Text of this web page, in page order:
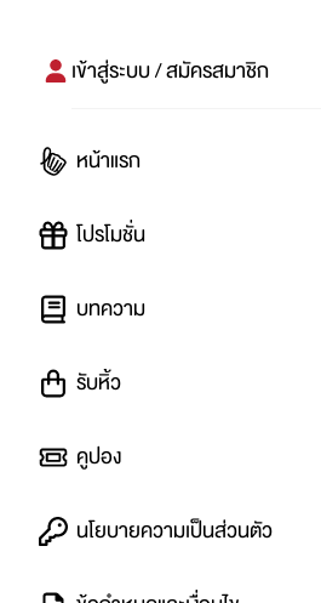
เข้าสู่ระบบ / สมัครสมาชิก
หน้าแรก
โปรโมชั่น
บทความ
รับหิ้ว
คูปอง
นโยบายความเป็นส่วนตัว
#
ปันโปร PUNPRO ที่ 1 ด้านโปรโมชัน อั
โปรโมชัน